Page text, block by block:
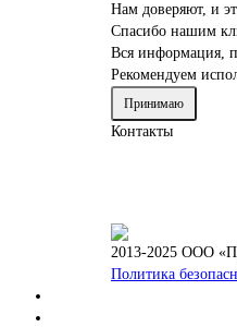
Нам доверяют, и
Спасибо нашим
Вся информация,
Рекомендуем
Принимаю
Контакты
2013-2025 ООО
Политика